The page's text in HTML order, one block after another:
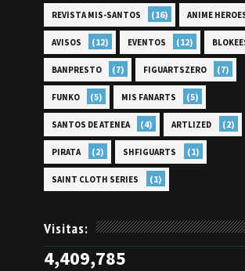
REVISTA MIS-SANTOS (16) ANIME
AVISOS (12) EVENTOS (12)
BANPRESTO (7) FIGUARTSZERO (7)
FUNKO (5) MIS FANARTS (5)
SANTOS DE ATENEA (4) ARTLIZED (2)
PIRATA (2) SHFIGUARTS (1)
SAINT CLOTH SERIES (1)
Visitas:
4,409,785